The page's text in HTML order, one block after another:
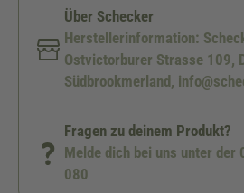
Über Schecker
Herstellerinformation:
Ostvictorburer Strasse 109,
Südbrookmerland,
Fragen zu deinem Produkt?
Melde dich bei uns unter
080